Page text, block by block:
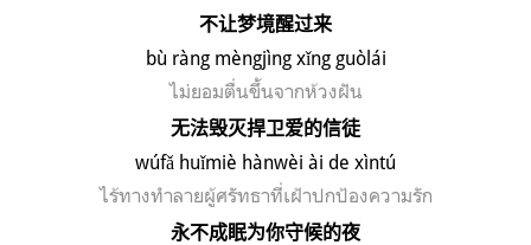
不让梦境醒过来
bù ràng mèngjìng xǐng guòlái
ไม่ยอมตื่นขึ้นจากห้วงฝัน
无法毁灭捍卫爱的信徒
wúfǎ huǐmiè hànwèi ài de xìntú
ไร้ทางทำลายผู้ศรัทธาที่เฝ้าปกป้องความรัก
永不成眠为你守候的夜